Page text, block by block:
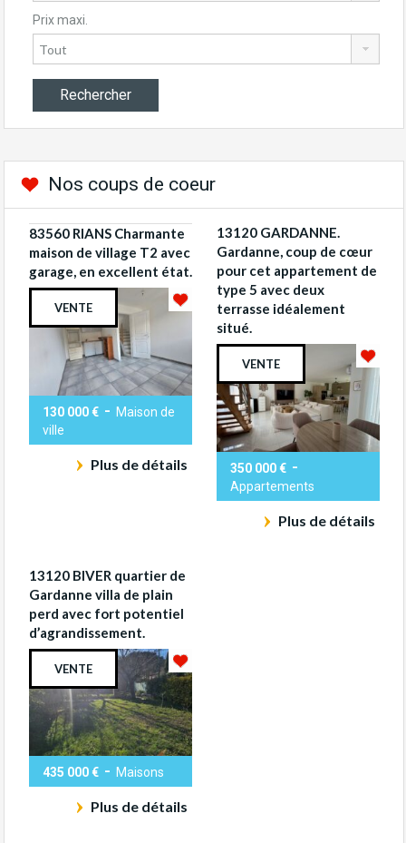
Prix maxi.
Nos coups de coeur
83560 RIANS Charmante
maison de village T2 avec
garage, en excellent état.
VENTE
130 000 € - Maison de
ville
Plus de détails
13120 GARDANNE.
Gardanne, coup de cœur
pour cet appartement de
type 5 avec deux
terrasse idéalement
situé.
VENTE
350 000 € -
Appartements
Plus de détails
13120 BIVER quartier de
Gardanne villa de plain
perd avec fort potentiel
d’agrandissement.
VENTE
435 000 € - Maisons
Plus de détails